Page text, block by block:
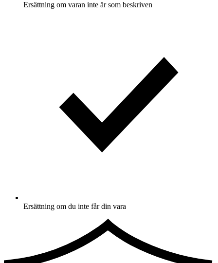
Ersättning om varan inte är som beskriven
Ersättning om du inte får din vara